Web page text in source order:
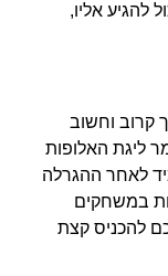
אליו,
וחשוב
ליגת האלופות
לאחר ההגרלה
במשחקים
קצת